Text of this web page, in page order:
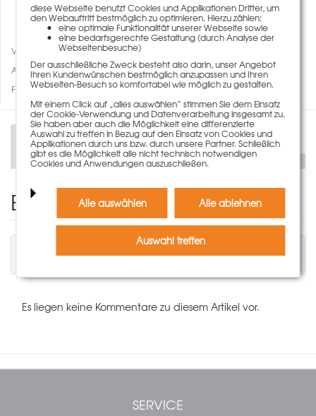
Vergleichen
Auf den Merkzettel
Fragen zum Artikel
Beschreibung
Einen Kommentar schreiben
Sie müssen angemeldet sein, um einen
Kommentar schreiben zu können.
Es liegen keine Kommentare zu diesem Artikel vor.
SERVICE
diese Webseite benutzt Cookies und Applikationen Dritter, um
den Webauftritt bestmöglich zu optimieren. Hierzu zählen:
eine optimale Funktionalität unserer Webseite sowie
eine bedarfsgerechte Gestaltung (durch Analyse der
Webseitenbesuche)
Der ausschließliche Zweck besteht also darin, unser Angebot
Ihren Kundenwünschen bestmöglich anzupassen und Ihren
Webseiten-Besuch so komfortabel wie möglich zu gestalten.
Mit einem Click auf „alles auswählen“ stimmen Sie dem Einsatz
der Cookie-Verwendung und Datenverarbeitung insgesamt zu.
Sie haben aber auch die Möglichkeit eine differenzierte
Auswahl zu treffen in Bezug auf den Einsatz von Cookies und
Applikationen durch uns bzw. durch unsere Partner. Schließlich
gibt es die Möglichkeit alle nicht technisch notwendigen
Cookies und Anwendungen auszuschließen.
Alle auswählen Alle ablehnen
Auswahl treffen